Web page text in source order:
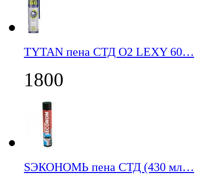
TYTAN пена СТД О2 LEXY 60…
1800
SЭКОНОМЬ пена СТД (430 мл…